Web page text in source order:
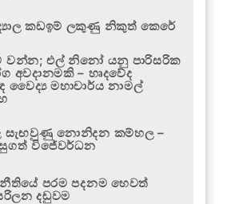
කඩඉම් ලකුණු නිකුත් කෙරේ
වන්න; එල් නිනෝ යනු පාරිසරික
අවදානමකි – හෘදවේද
වෛද්‍ය මහාචාර්ය නාමල්
සැඟවුණු නොනිදන කම්හල –
විජේවර්ධන
නීතියේ පරම පදනම හෙවත්
දඬුවම